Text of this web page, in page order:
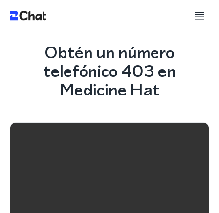
Obtén un número
telefónico 403 en
Medicine Hat